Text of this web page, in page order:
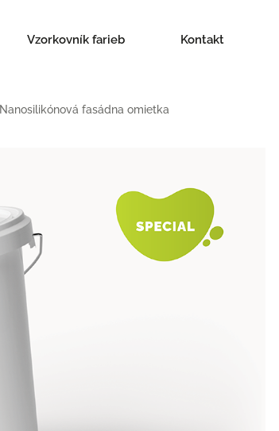
Vzorkovník farieb Kontakt
Nanosilikónová fasádna omietka